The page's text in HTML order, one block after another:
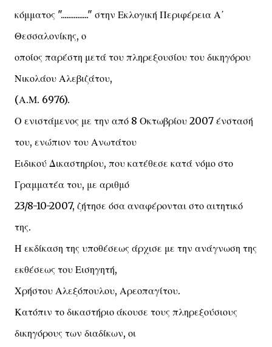
κόμματος "..............." στην Εκλογική Περιφέρεια Α΄
Θεσσαλονίκης, ο
οποίος παρέστη μετά του πληρεξουσίου του δικηγόρου
Νικολάου Αλεβιζάτου,
(Α.Μ. 6976).
Ο ενιστάμενος με την από 8 Οκτωβρίου 2007 ένστασή
του, ενώπιον του Ανωτάτου
Ειδικού Δικαστηρίου, που κατέθεσε κατά νόμο στο
Γραμματέα του, με αριθμό
23/8-10-2007, ζήτησε όσα αναφέρονται στο αιτητικό
της.
Η εκδίκαση της υποθέσεως άρχισε με την ανάγνωση της
εκθέσεως του Εισηγητή,
Χρήστου Αλεξόπουλου, Αρεοπαγίτου.
Κατόπιν το δικαστήριο άκουσε τους πληρεξούσιους
δικηγόρους των διαδίκων, οι